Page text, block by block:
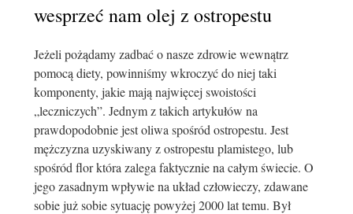
wesprzeć nam olej z ostropestu
Jeżeli pożądamy zadbać o nasze zdrowie wewnątrz
pomocą diety, powinniśmy wkroczyć do niej taki
komponenty, jakie mają najwięcej swoistości
„leczniczych”. Jednym z takich artykułów na
prawdopodobnie jest oliwa spośród ostropestu. Jest
mężczyzna uzyskiwany z ostropestu plamistego, lub
spośród flor która zalega faktycznie na całym świecie. O
jego zasadnym wpływie na układ człowieczy, zdawane
sobie już sobie sytuację powyżej 2000 lat temu. Był